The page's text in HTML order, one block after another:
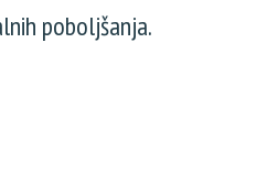
poboljšanja.